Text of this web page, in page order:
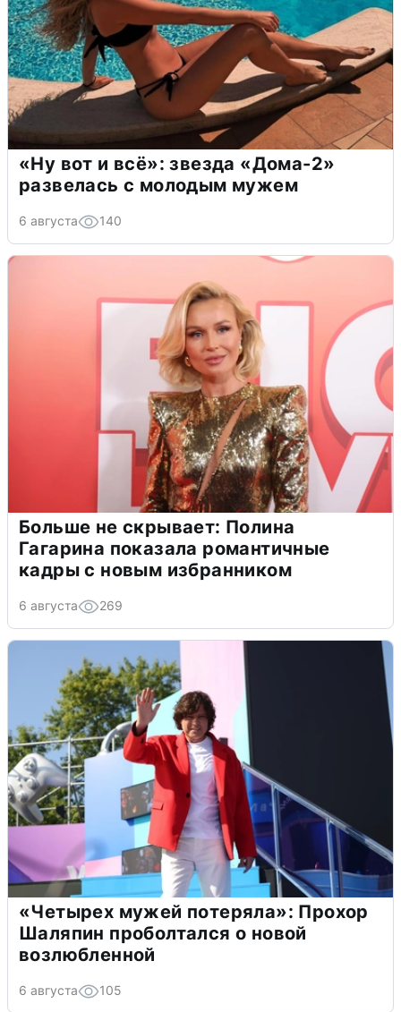
«Ну вот и всё»: звезда «Дома-2»
развелась с молодым мужем
6 августа 140
Больше не скрывает: Полина
Гагарина показала романтичные
кадры с новым избранником
6 августа 269
«Четырех мужей потеряла»: Прохор
Шаляпин проболтался о новой
возлюбленной
6 августа 105